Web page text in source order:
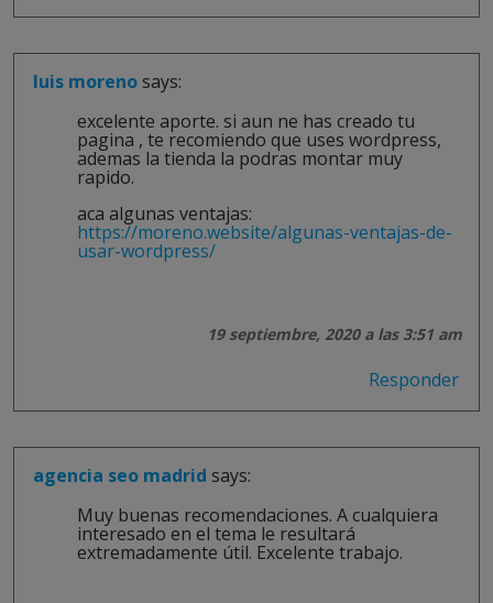
luis morenosays:
19 septiembre, 2020 a las 3:51 am
excelente aporte. si aun ne has creado tu
pagina , te recomiendo que uses wordpress,
ademas la tienda la podras montar muy
rapido.
aca algunas ventajas:
https://moreno.website/algunas-ventajas-de-
usar-wordpress/
Responder
agencia seo madrid says:
Muy buenas recomendaciones. A cualquiera
interesado en el tema le resultará
extremadamente útil. Excelente trabajo.